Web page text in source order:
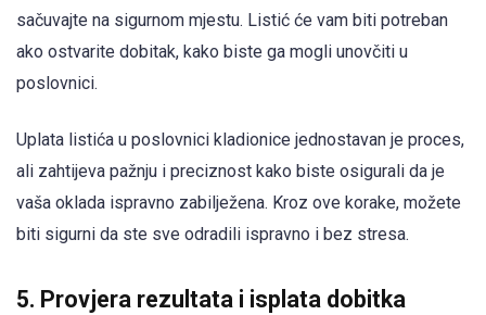
sačuvajte na sigurnom mjestu. Listić će vam biti potreban
ako ostvarite dobitak, kako biste ga mogli unovčiti u
poslovnici.
Uplata listića u poslovnici kladionice jednostavan je proces,
ali zahtijeva pažnju i preciznost kako biste osigurali da je
vaša oklada ispravno zabilježena. Kroz ove korake, možete
biti sigurni da ste sve odradili ispravno i bez stresa.
5. Provjera rezultata i isplata dobitka